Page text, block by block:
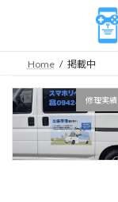
Home 掲載中
修理実績